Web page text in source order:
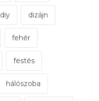
diy dizájn
fehér
festés
hálószoba